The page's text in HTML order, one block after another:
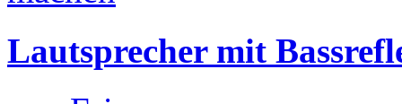
Lautsprecher mit